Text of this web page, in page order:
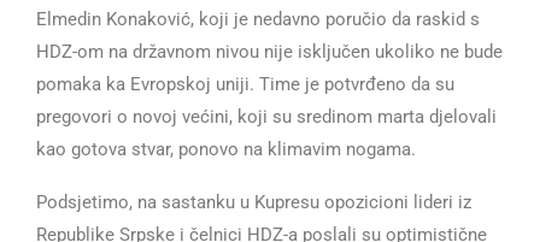
Elmedin Konaković, koji je nedavno poručio da raskid s
HDZ-om na državnom nivou nije isključen ukoliko ne bude
pomaka ka Evropskoj uniji. Time je potvrđeno da su
pregovori o novoj većini, koji su sredinom marta djelovali
kao gotova stvar, ponovo na klimavim nogama.
Podsjetimo, na sastanku u Kupresu opozicioni lideri iz
Republike Srpske i čelnici HDZ-a poslali su optimistične